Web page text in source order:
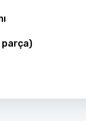
parça)